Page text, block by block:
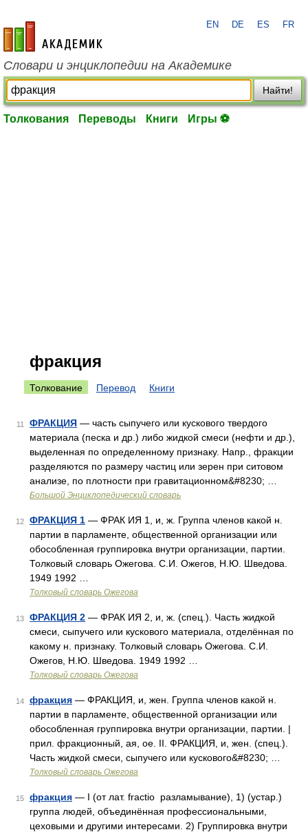
academic.ru
EN DE ES FR
Словари и энциклопедии на Академике
Найти!
Толкования Переводы Книги Игры ⚽
фракция
Толкование Перевод Книги
11 ФРАКЦИЯ — часть сыпучего или кускового твердого
материала (песка и др.) либо жидкой смеси (нефти и др.),
выделенная по определенному признаку. Напр., фракции
разделяются по размеру частиц или зерен при ситовом
анализе, по плотности при гравитационном&#8230; …
Большой Энциклопедический словарь
12 ФРАКЦИЯ 1 — ФРАК ИЯ 1, и, ж. Группа членов какой н.
партии в парламенте, общественной организации или
обособленная группировка внутри организации, партии.
Толковый словарь Ожегова. С.И. Ожегов, Н.Ю. Шведова.
1949 1992 …
Толковый словарь Ожегова
13 ФРАКЦИЯ 2 — ФРАК ИЯ 2, и, ж. (спец.). Часть жидкой
смеси, сыпучего или кускового материала, отделённая по
какому н. признаку. Толковый словарь Ожегова. С.И.
Ожегов, Н.Ю. Шведова. 1949 1992 …
Толковый словарь Ожегова
14 фракция — ФРАКЦИЯ, и, жен. Группа членов какой н.
партии в парламенте, общественной организации или
обособленная группировка внутри организации, партии. |
прил. фракционный, ая, ое. II. ФРАКЦИЯ, и, жен. (спец.).
Часть жидкой смеси, сыпучего или кускового&#8230; …
Толковый словарь Ожегова
15 фракция — I (от лат. fractio разламывание), 1) (устар.)
группа людей, объединённая профессиональными,
цеховыми и другими интересами. 2) Группировка внутри